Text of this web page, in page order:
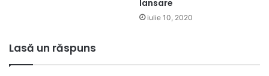
lansare
iulie 10, 2020
Lasă un răspuns